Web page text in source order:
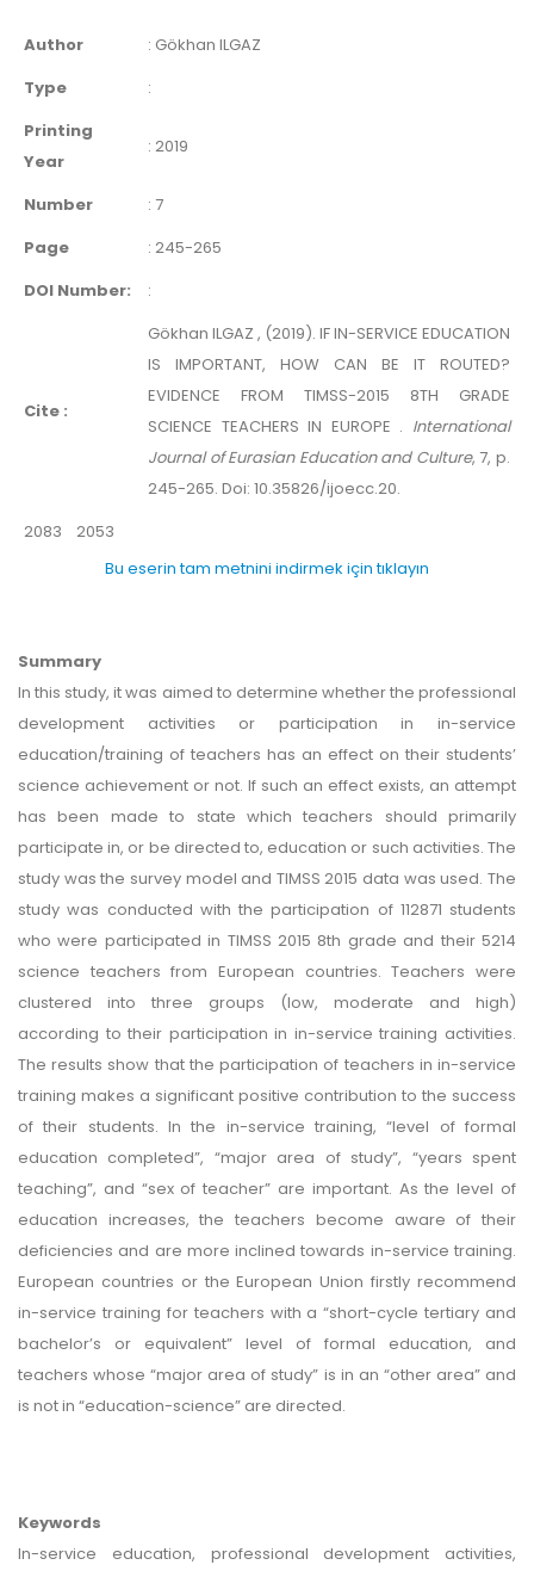
Author : Gökhan ILGAZ
Type
:
Printing
Year
: 2019
Number : 7
Page
: 245-265
DOI Number:
:
Cite :
Gökhan ILGAZ , (2019). IF IN-SERVICE EDUCATION
IS IMPORTANT, HOW CAN BE IT ROUTED?
EVIDENCE FROM TIMSS-2015 8TH GRADE
SCIENCE TEACHERS IN EUROPE . International
Journal of Eurasian Education and Culture, 7, p.
245-265. Doi: 10.35826/ijoecc.20.
2083
2053
Bu eserin tam metnini indirmek için tıklayın
Summary
In this study, it was aimed to determine whether the professional
development activities or participation in in-service
education/training of teachers has an effect on their students’
science achievement or not. If such an effect exists, an attempt
has been made to state which teachers should primarily
participate in, or be directed to, education or such activities. The
study was the survey model and TIMSS 2015 data was used. The
study was conducted with the participation of 112871 students
who were participated in TIMSS 2015 8th grade and their 5214
science teachers from European countries. Teachers were
clustered into three groups (low, moderate and high)
according to their participation in in-service training activities.
The results show that the participation of teachers in in-service
training makes a significant positive contribution to the success
of their students. In the in-service training, “level of formal
education completed”, “major area of study”, “years spent
teaching”, and “sex of teacher” are important. As the level of
education increases, the teachers become aware of their
deficiencies and are more inclined towards in-service training.
European countries or the European Union firstly recommend
in-service training for teachers with a “short-cycle tertiary and
bachelor’s or equivalent” level of formal education, and
teachers whose “major area of study” is in an “other area” and
is not in “education-science” are directed.
Keywords
In-service education, professional development activities,